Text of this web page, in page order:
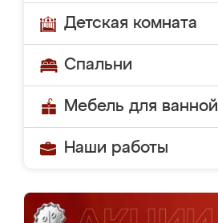
Детская комната
Спальни
Мебель для ванной
Наши работы